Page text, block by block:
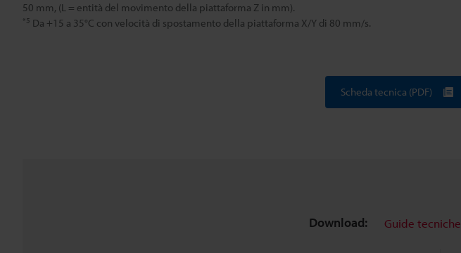
50 mm, (L = entità del movimento della piattaforma Z in mm).
*5 Da +15 a 35°C con velocità di spostamento della piattaforma X/Y di 80 mm/s.
Scheda tecnica (PDF)
Download: Guide tecniche